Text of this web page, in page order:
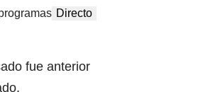
Directo
fue anterior